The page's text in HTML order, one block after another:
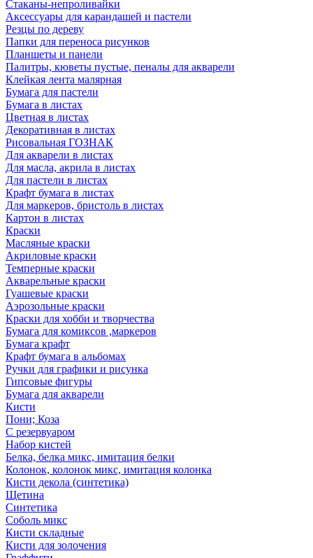
Стаканы-непроливайки
Аксессуары для карандашей и пастели
Резцы по дереву
Папки для переноса рисунков
Планшеты и панели
Палитры, кюветы пустые, пеналы для акварели
Клейкая лента малярная
Бумага для пастели
Бумага в листах
Цветная в листах
Декоративная в листах
Рисовальная ГОЗНАК
Для акварели в листах
Для масла, акрила в листах
Для пастели в листах
Крафт бумага в листах
Для маркеров, бристоль в листах
Картон в листах
Краски
Масляные краски
Акриловые краски
Темперные краски
Акварельные краски
Гуашевые краски
Аэрозольные краски
Краски для хобби и творчества
Бумага для комиксов ,маркеров
Бумага крафт
Крафт бумага в альбомах
Ручки для графики и рисунка
Гипсовые фигуры
Бумага для акварели
Кисти
Пони; Коза
С резервуаром
Набор кистей
Белка, белка микс, имитация белки
Колонок, колонок микс, имитация колонка
Кисти декола (синтетика)
Щетина
Синтетика
Соболь микс
Кисти складные
Кисти для золочения